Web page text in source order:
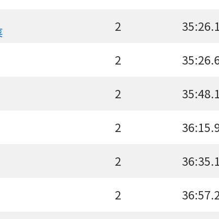
2 35:26.1
2
2 35:48.1
2
2 36:35.1
2